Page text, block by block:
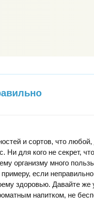
и сортов, что
Ни для кого не секрет,
организму много
если
здоровью. Давайте же
напитком, не